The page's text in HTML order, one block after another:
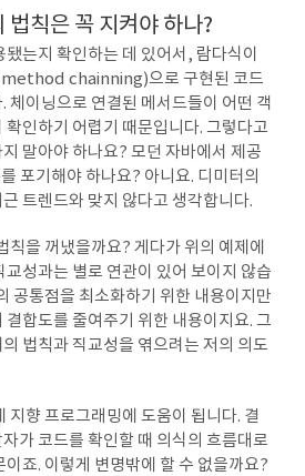
법칙은 꼭 지켜야 하나?
는지 확인하는 데 있어서, 람다식이
chainning)으로 구현된 코드
체이닝으로 연결된 메서드들이 어떤 객
인하기 어렵기 때문입니다. 그렇다고
말아야 하나요? 모던 자바에서 제공
기해야 하나요? 아니요. 디미터의
트렌드와 맞지 않다고 생각합니다.
칙을 꺼냈을까요? 게다가 위의 예제에
성과는 별로 연관이 있어 보이지 않습
공통점을 최소화하기 위한 내용이지만
결합도를 줄여주기 위한 내용이지요. 그
법칙과 직교성을 엮으려는 저의 의도
지향 프로그래밍에 도움이 됩니다. 결
가 코드를 확인할 때 의식의 흐름대로
죠. 이렇게 변명밖에 할 수 없을까요?